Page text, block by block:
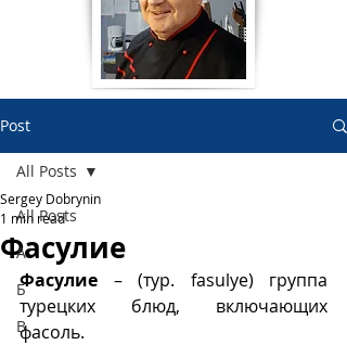
Post
All Posts
А
Б
В
All Posts
Фасулие
Sergey Dobrynin
1 min read
Фасулие – (тур. fasulye) группа
турецких блюд, включающих
фасоль.